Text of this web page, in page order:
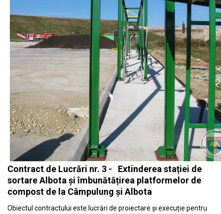
Contract de Lucrări nr. 3 - Extinderea stației de
sortare Albota și îmbunătățirea platformelor de
compost de la Câmpulung și Albota
Obiectul contractului este lucrări de proiectare și execuție pentru